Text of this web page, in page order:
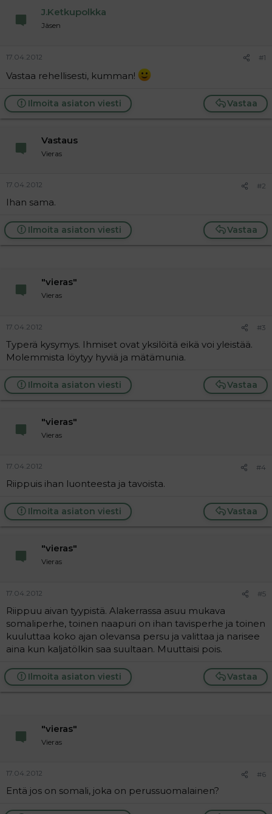
J.Ketkupolkka
Jäsen
17.04.2012 #1
Vastaa rehellisesti, kumman!
Vastaa
Ilmoita asiaton viesti
Vastaus
Vieras
17.04.2012 #2
Ihan sama.
Vastaa
Ilmoita asiaton viesti
"vieras"
Vieras
17.04.2012 #3
Typerä kysymys. Ihmiset ovat yksilöitä eikä voi yleistää.
Molemmista löytyy hyviä ja mätämunia.
Vastaa
Ilmoita asiaton viesti
"vieras"
Vieras
17.04.2012 #4
Riippuis ihan luonteesta ja tavoista.
Vastaa
Ilmoita asiaton viesti
"vieras"
Vieras
17.04.2012 #5
Riippuu aivan tyypistä. Alakerrassa asuu mukava
somaliperhe, toinen naapuri on ihan tavisperhe ja toinen
kuuluttaa koko ajan olevansa persu ja valittaa ja narisee
aina kun kaljatölkin saa suultaan. Muuttaisi pois.
Vastaa
Ilmoita asiaton viesti
"vieras"
Vieras
17.04.2012 #6
Entä jos on somali, joka on perussuomalainen?